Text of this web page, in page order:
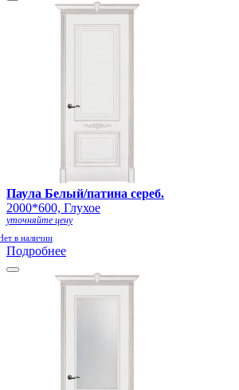
Паула Белый/патина сереб.
2000*600, Глухое
уточняйте цену
в наличии
Подробнее